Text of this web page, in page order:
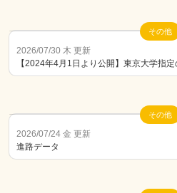
その他
2026/07/30 木 更新
【2024年4月1日より公開】東京大学指
その他
2026/07/24 金 更新
進路データ